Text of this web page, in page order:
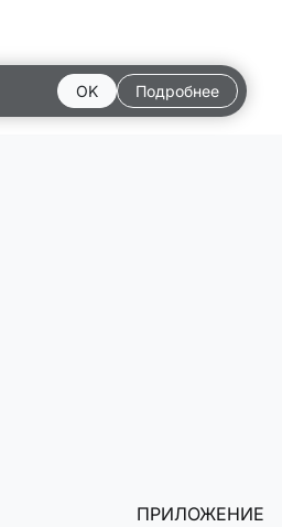
OK Подробнее
ПРИЛОЖЕНИЕ